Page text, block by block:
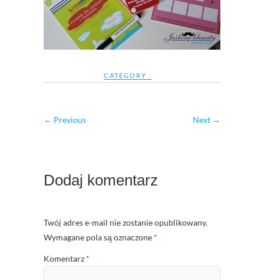
CATEGORY :
← Previous Next →
Dodaj komentarz
Twój adres e-mail nie zostanie opublikowany.
Wymagane pola są oznaczone *
Komentarz *